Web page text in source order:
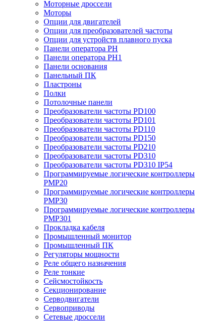
Моторные дроссели
Моторы
Опции для двигателей
Опции для преобразователей частоты
Опции для устройств плавного пуска
Панели оператора PH
Панели оператора PH1
Панели основания
Панельный ПК
Пластроны
Полки
Потолочные панели
Преобразователи частоты PD100
Преобразователи частоты PD101
Преобразователи частоты PD110
Преобразователи частоты PD150
Преобразователи частоты PD210
Преобразователи частоты PD310
Преобразователи частоты PD310 IP54
Программируемые логические контроллеры
PMP20
Программируемые логические контроллеры
PMP30
Программируемые логические контроллеры
PMP301
Прокладка кабеля
Промышленный монитор
Промышленный ПК
Регуляторы мощности
Реле общего назначения
Реле тонкие
Сейсмостойкость
Секционирование
Серводвигатели
Сервоприводы
Сетевые дроссели